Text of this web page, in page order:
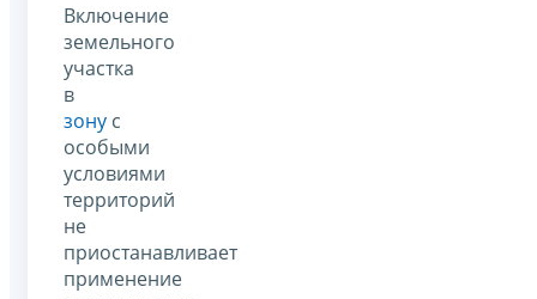
Включение
земельного
участка
в
зону с
особыми
условиями
территорий
не
приостанавливает
применение